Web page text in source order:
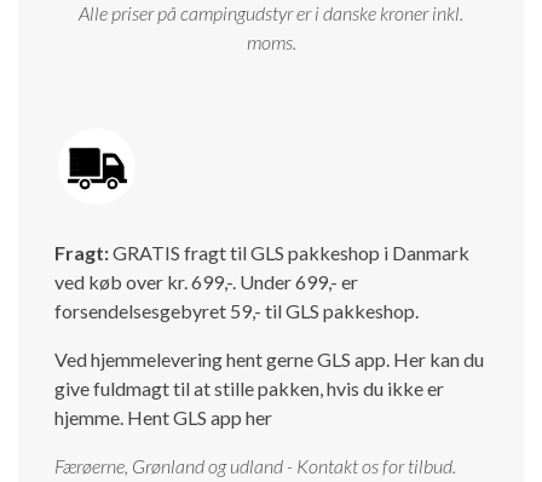
GPDR - Optagelse af foto og video
Alle priser på campingudstyr er i danske kroner inkl.
moms.
Fragt:GRATIS fragt til GLS pakkeshop i Danmark
ved køb over kr. 699,-. Under 699,- er
forsendelsesgebyret 59,- til GLS pakkeshop.
Ved hjemmelevering hent gerne GLS app. Her kan du
give fuldmagt til at stille pakken, hvis du ikke er
hjemme. Hent GLS app her
Færøerne, Grønland og udland - Kontakt os for tilbud.